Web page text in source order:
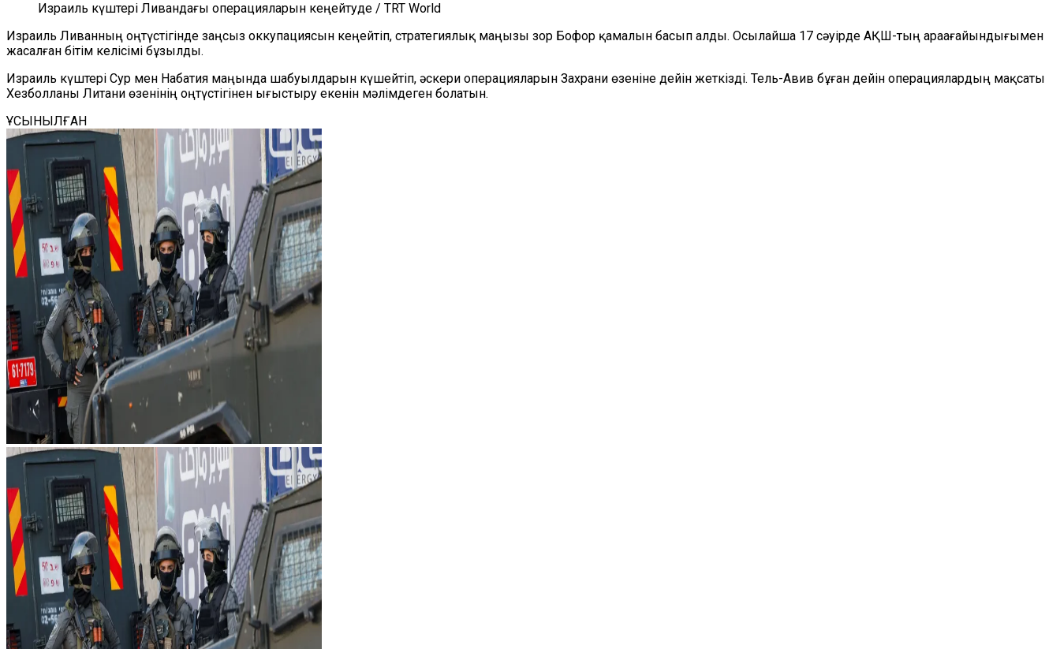
Израиль күштері Ливандағы операцияларын кеңейтуде / TRT World
Израиль Ливанның оңтүстігінде заңсыз оккупациясын кеңейтіп, стратегиялық маңызы зор Бофор қамалын басып алды. Осылайша 17 сәуірде АҚШ-тың араағайындығымен
жасалған бітім келісімі бұзылды.
Израиль күштері Сур мен Набатия маңында шабуылдарын күшейтіп, әскери операцияларын Захрани өзеніне дейін жеткізді. Тель-Авив бұған дейін операциялардың мақсаты
Хезболланы Литани өзенінің оңтүстігінен ығыстыру екенін мәлімдеген болатын.
ҰСЫНЫЛҒАН